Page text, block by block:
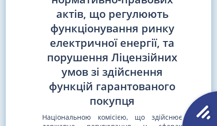
актів, що регулюють
функціонування ринку
електричної енергії, та
порушення Ліцензійних
умов зі здійснення
функцій гарантованого
покупця
Національною комісією, що здійснює